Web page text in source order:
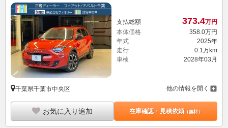
支払総額 373.4万円
本体価格
358.0万円
年式
2025年
走行
0.1万km
車検
2028年03月
千葉県千葉市中央区 他の情報を開く
お気に入り追加 在庫確認・見積依頼（無料）